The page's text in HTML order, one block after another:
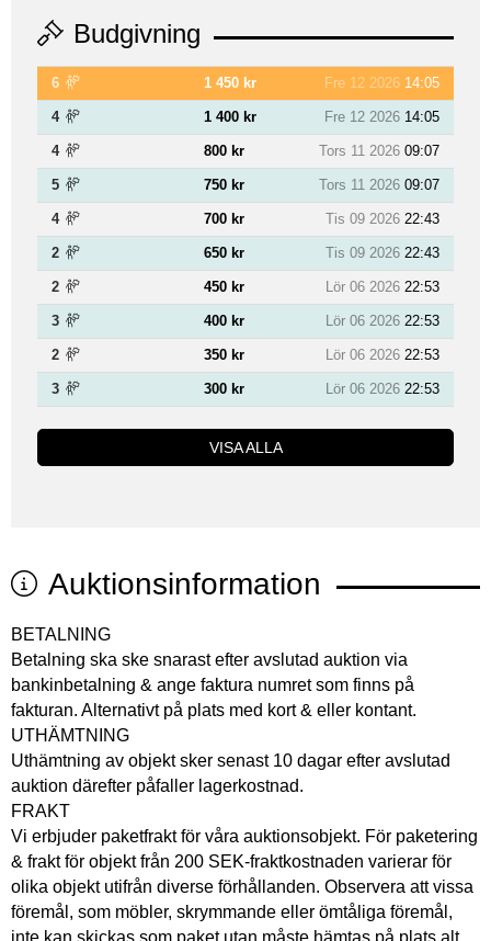
Budgivning
6 1 450 kr Fre 12 2026 14:05
4 1 400 kr Fre 12 2026 14:05
4 800 kr Tors 11 2026 09:07
5 750 kr Tors 11 2026 09:07
4 700 kr Tis 09 2026 22:43
2 650 kr Tis 09 2026 22:43
2 450 kr Lör 06 2026 22:53
3 400 kr Lör 06 2026 22:53
2 350 kr Lör 06 2026 22:53
3 300 kr Lör 06 2026 22:53
VISA ALLA
Auktionsinformation
BETALNING
Betalning ska ske snarast efter avslutad auktion via
bankinbetalning & ange faktura numret som finns på
fakturan. Alternativt på plats med kort & eller kontant.
UTHÄMTNING
Uthämtning av objekt sker senast 10 dagar efter avslutad
auktion därefter påfaller lagerkostnad.
FRAKT
Vi erbjuder paketfrakt för våra auktionsobjekt. För paketering
& frakt för objekt från 200 SEK-fraktkostnaden varierar för
olika objekt utifrån diverse förhållanden. Observera att vissa
föremål, som möbler, skrymmande eller ömtåliga föremål,
inte kan skickas som paket utan måste hämtas på plats alt